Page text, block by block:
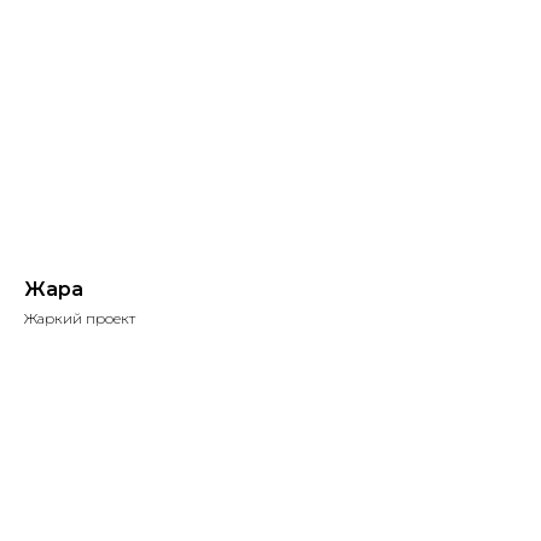
Жара
Жаркий проект